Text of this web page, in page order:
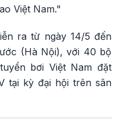
Việt Nam."
ra từ ngày 14/5 đến
(Hà Nội), với 40 bộ
bơi Việt Nam đặt
tại kỳ đại hội trên sân